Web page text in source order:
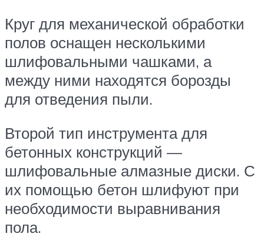
Круг для механической обработки
полов оснащен несколькими
шлифовальными чашками, а
между ними находятся борозды
для отведения пыли.
Второй тип инструмента для
бетонных конструкций —
шлифовальные алмазные диски. С
их помощью бетон шлифуют при
необходимости выравнивания
пола.